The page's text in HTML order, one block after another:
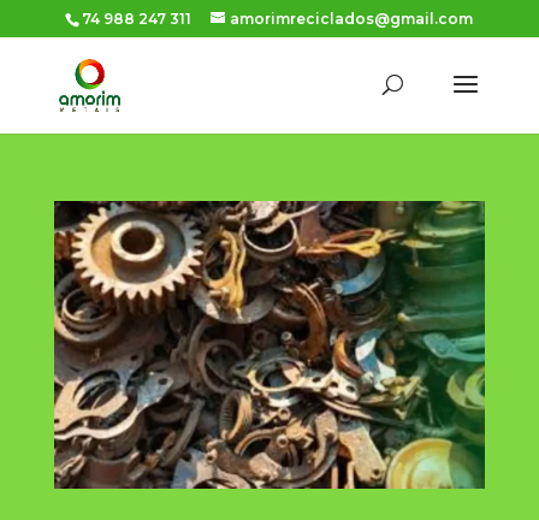
74 988 247 311 amorimreciclados@gmail.com